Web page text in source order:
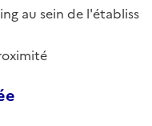
au sein de l'établiss